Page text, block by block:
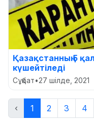
Қазақстанның 5
күшейтіледі
Сұқбат•27 шілде, 2021
‹ 1 2 3 4